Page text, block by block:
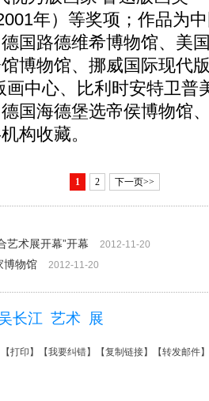
年）等奖项；作品为
国路德维希博物馆、美
博物馆、挪威国际现代
画中心、比利时安特卫普
国海德堡选帝侯博物馆
构收藏。
1 2 下一页>>
艺术展开幕”开幕
2012-11-20
博物馆 2012-11-20
长江 艺术 展
【打印 】【我要纠错】【复制链接】【转发邮件